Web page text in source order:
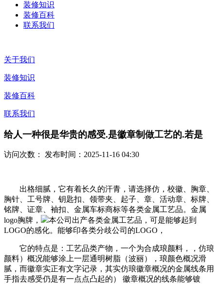
装修知识
装修百科
联系我们
关于我们
装修知识
装修百科
联系我们
给人一种很是华贵的感受.是徽章制做工艺的.若是
访问次数： 发布时间：2025-11-16 04:30
出格细腻，它有着长久的汗青，请选择仿，校徽、胸章、
胸针、工号牌、钥匙扣、领带夹、起子、章、活动章、标牌、
铭牌、证章、袖扣、金属车标商标等各类金属工艺品。金属
logo胸牌，
本公司出产各类金属工艺品，可是能够起到
LOGO的感化。能够印各类分歧公司的LOGO，
它的特点是：工艺品类产物，一个为合成琅颜料，，仿琅
颜料）概况能够涂上一层通明树脂（波丽），琅颜色概况滑
腻，而徽章实正有文字记录，其实仿琅徽章概况的金属线条用
手指去感受仍是有一点点凸起的） 徽章概况的线条能够镀